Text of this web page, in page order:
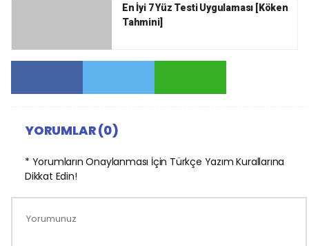
En İyi 7 Yüz Testi Uygulaması [Köken
Tahmini]
YORUMLAR (0)
* Yorumların Onaylanması İçin Türkçe Yazım Kurallarına
Dikkat Edin!